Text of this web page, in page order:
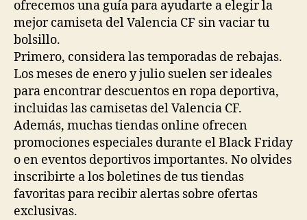
ofrecemos una guía para ayudarte a elegir la
mejor camiseta del Valencia CF sin vaciar tu
bolsillo.
Primero, considera las temporadas de rebajas.
Los meses de enero y julio suelen ser ideales
para encontrar descuentos en ropa deportiva,
incluidas las camisetas del Valencia CF.
Además, muchas tiendas online ofrecen
promociones especiales durante el Black Friday
o en eventos deportivos importantes. No olvides
inscribirte a los boletines de tus tiendas
favoritas para recibir alertas sobre ofertas
exclusivas.